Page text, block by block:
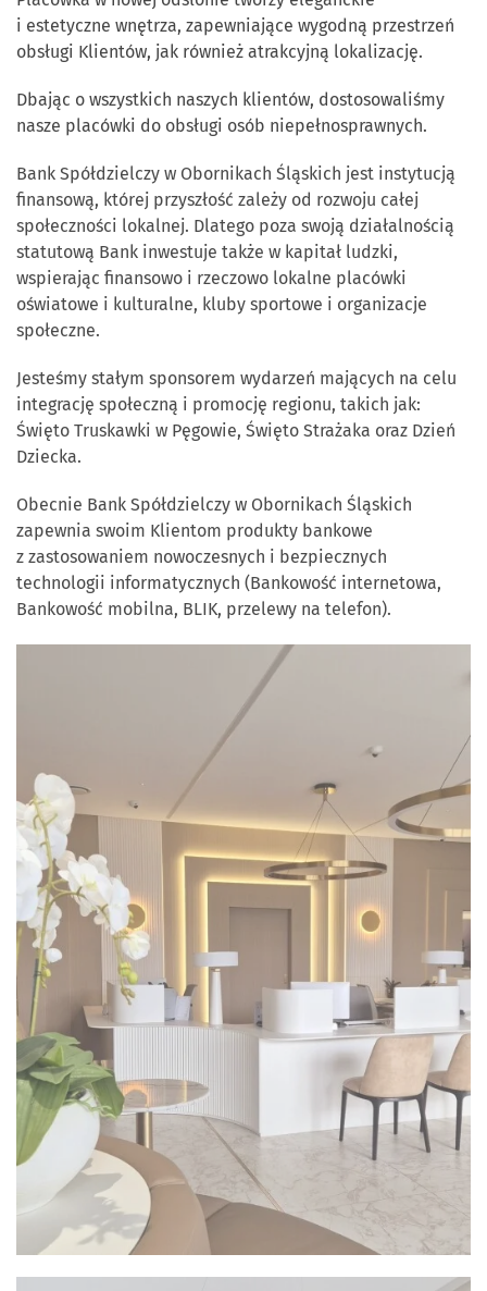
i estetyczne wnętrza, zapewniające wygodną przestrzeń
obsługi Klientów, jak również atrakcyjną lokalizację.
Dbając o wszystkich naszych klientów, dostosowaliśmy
nasze placówki do obsługi osób niepełnosprawnych.
Bank Spółdzielczy w Obornikach Śląskich jest instytucją
finansową, której przyszłość zależy od rozwoju całej
społeczności lokalnej. Dlatego poza swoją działalnością
statutową Bank inwestuje także w kapitał ludzki,
wspierając finansowo i rzeczowo lokalne placówki
oświatowe i kulturalne, kluby sportowe i organizacje
społeczne.
Jesteśmy stałym sponsorem wydarzeń mających na celu
integrację społeczną i promocję regionu, takich jak:
Święto Truskawki w Pęgowie, Święto Strażaka oraz Dzień
Dziecka.
Obecnie Bank Spółdzielczy w Obornikach Śląskich
zapewnia swoim Klientom produkty bankowe
z zastosowaniem nowoczesnych i bezpiecznych
technologii informatycznych (Bankowość internetowa,
Bankowość mobilna, BLIK, przelewy na telefon).